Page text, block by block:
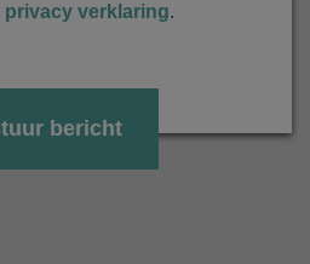
privacy verklaring.